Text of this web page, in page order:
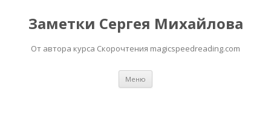
Заметки Сергея Михайлова
От автора курса Скорочтения magicspeedreading.com
Меню